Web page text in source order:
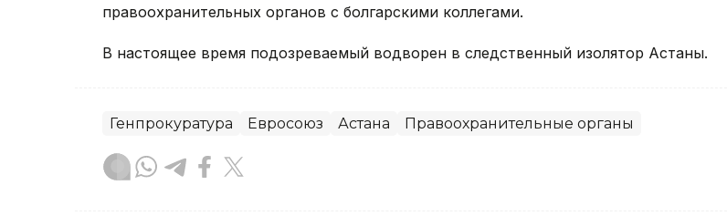
правоохранительных органов с болгарскими коллегами.
В настоящее время подозреваемый водворен в следственный изолятор Астаны.
Генпрокуратура Евросоюз Астана Правоохранительные органы